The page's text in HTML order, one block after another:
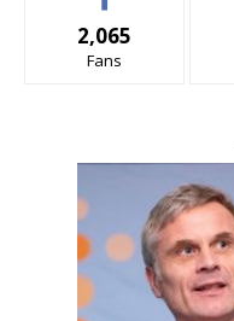
2,065
Fans